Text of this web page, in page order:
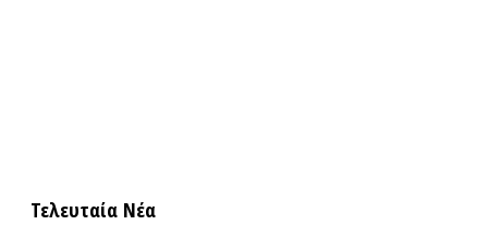
Τελευταία Νέα